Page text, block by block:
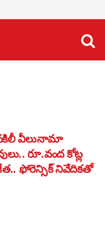
వీలునామా
రూ.వంద కోట్ల
ఫోరెన్సిక్ నివేదికతో